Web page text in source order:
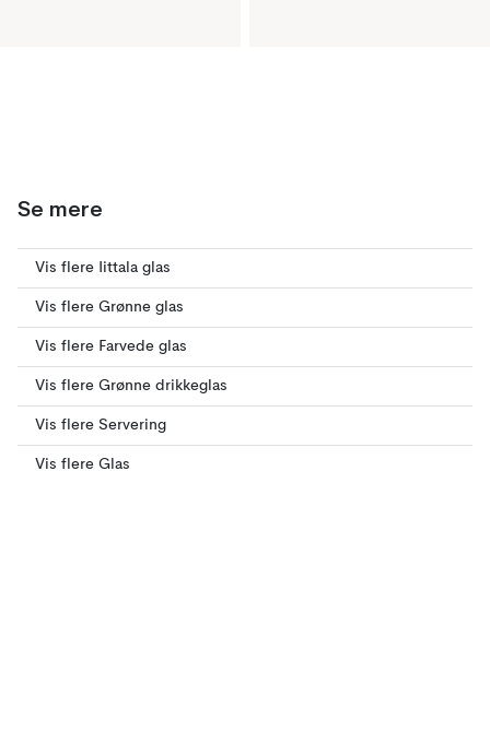
Se mere
Vis flere Iittala glas
Vis flere Grønne glas
Vis flere Farvede glas
Vis flere Grønne drikkeglas
Vis flere Servering
Vis flere Glas